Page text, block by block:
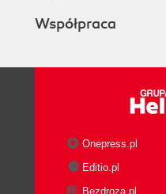
Współpraca
Onepress.pl
Editio.pl
Bezdroza.pl